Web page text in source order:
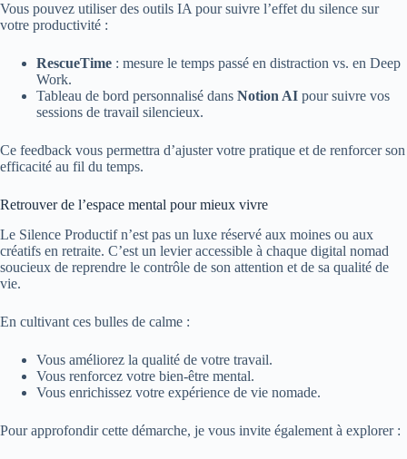
Vous pouvez utiliser des outils IA pour suivre l’effet du silence sur
votre productivité :
RescueTime : mesure le temps passé en distraction vs. en Deep
Work.
Tableau de bord personnalisé dans Notion AI pour suivre vos
sessions de travail silencieux.
Ce feedback vous permettra d’ajuster votre pratique et de renforcer son
efficacité au fil du temps.
Retrouver de l’espace mental pour mieux vivre
Le Silence Productif n’est pas un luxe réservé aux moines ou aux
créatifs en retraite. C’est un levier accessible à chaque digital nomad
soucieux de reprendre le contrôle de son attention et de sa qualité de
vie.
En cultivant ces bulles de calme :
Vous améliorez la qualité de votre travail.
Vous renforcez votre bien-être mental.
Vous enrichissez votre expérience de vie nomade.
Pour approfondir cette démarche, je vous invite également à explorer :